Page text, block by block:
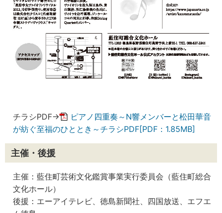
チラシPDF→
ピアノ四重奏～N響メンバーと松田華音
が紡ぐ至福のひととき～チラシPDF[PDF：1.85MB]
主催・後援
主催：藍住町芸術文化鑑賞事業実行委員会（藍住町総合
文化ホール）
後援：エーアイテレビ、徳島新聞社、四国放送、エフエ